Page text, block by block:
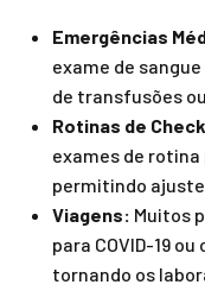
Emergências
exame de
de transfusões
Rotinas de
exames de
permitindo
Viagens: Muitos
para COVID-19
tornando os